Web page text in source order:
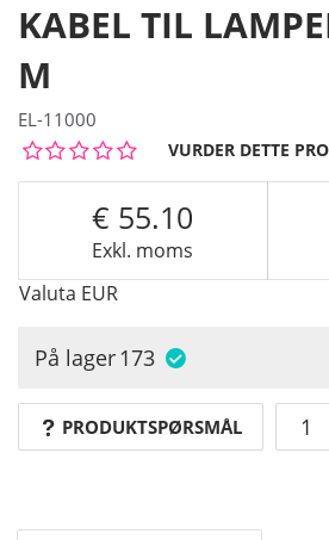
KABEL TIL
M
EL-11000
VURDER DETTE
Exkl. moms
55.10
Valuta EUR
På lager 173
PRODUKTSPØRSMÅL